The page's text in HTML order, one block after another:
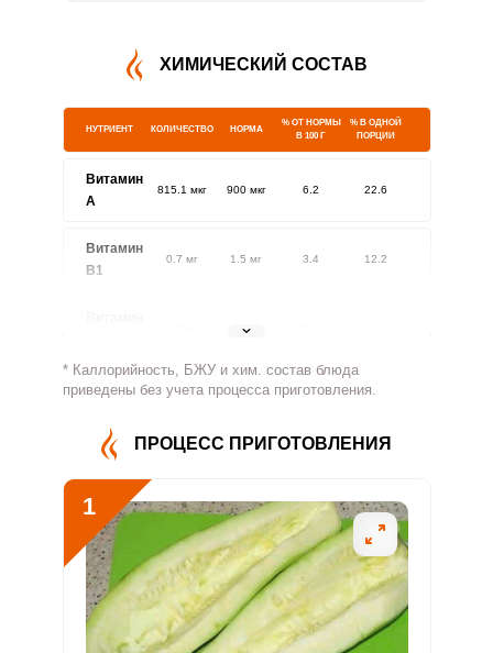
ХИМИЧЕСКИЙ СОСТАВ
НУТРИЕНТ КОЛИЧЕСТВО НОРМА
% ОТ НОРМЫ
В 100 Г
% В ОДНОЙ
ПОРЦИИ
Витамин
A
815.1 мкг 900 мкг 6.2 22.6
Витамин
В1
0.7 мг 1.5 мг 3.4 12.2
1.8 мг
Витамин
901.2 мг 500 мг 12.4 45.1
Витамин
В5
Витамин
В6
2.7 мг 2 мг 9.4 34.4
Витамин
В9
147.7 мкг 400 мкг 2.5 9.2
* Каллорийность, БЖУ и хим. состав блюда
приведены без учета процесса приготовления.
ПРОЦЕСС ПРИГОТОВЛЕНИЯ
1